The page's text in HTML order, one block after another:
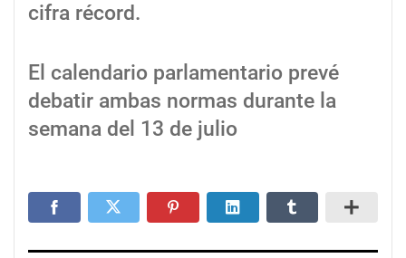
cifra récord.
El calendario parlamentario prevé
debatir ambas normas durante la
semana del 13 de julio